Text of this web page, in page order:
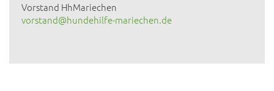
Vorstand HhMariechen
vorstand@hundehilfe-mariechen.de